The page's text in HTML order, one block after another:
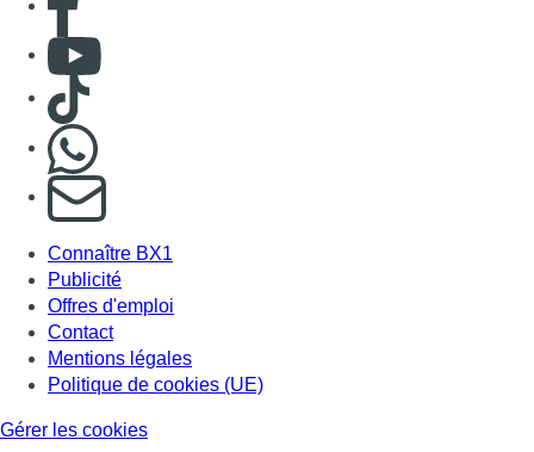
Consulter Youtube
Consulter TikTok
S'abonner à notre newsletter
Connaître BX1
Publicité
Offres d'emploi
Contact
Mentions légales
Politique de cookies (UE)
Gérer les cookies